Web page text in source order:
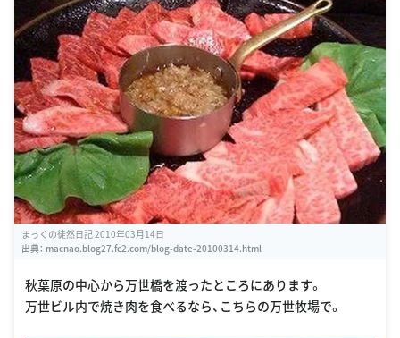
まっくの徒然日記 2010年03月14日
出典： macnao.blog27.fc2.com/blog-date-20100314.html
秋葉原の中心から万世橋を渡ったところにあります。
万世ビル内で焼き肉を食べるなら、こちらの万世牧場で。